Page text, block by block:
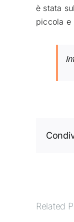
è stata
piccola e
Related